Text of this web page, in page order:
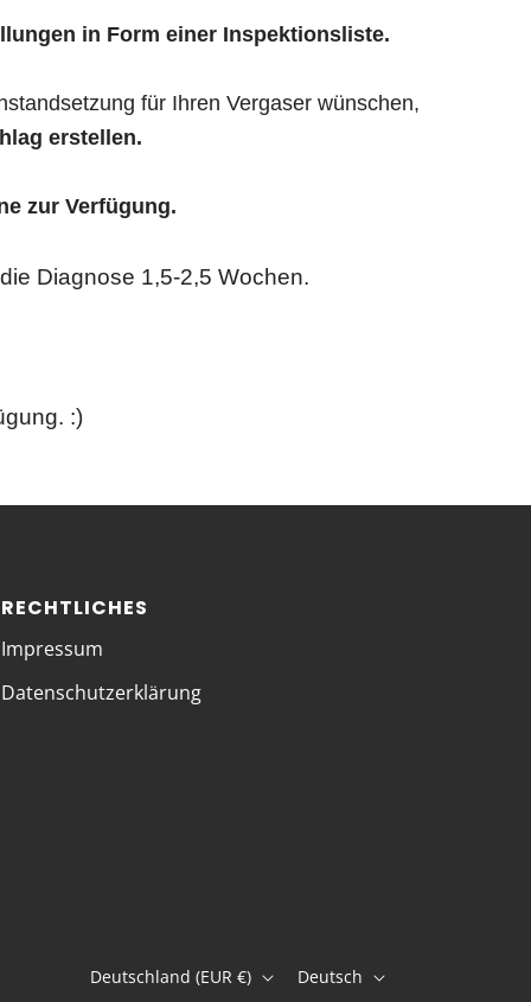
in Form einer Inspektionsliste.
für Ihren Vergaser wünschen,
erstellen.
zur Verfügung.
Diagnose 1,5-2,5 Wochen.
:)
RECHTLICHES
Impressum
Datenschutzerklärung
Deutschland (EUR €) Deutsch